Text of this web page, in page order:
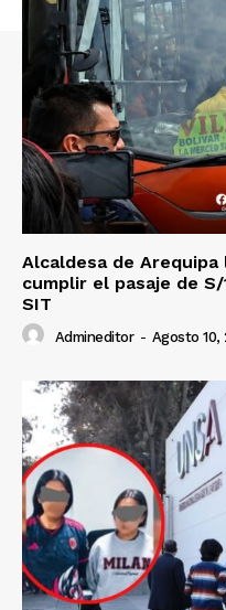
Alcaldesa de
cumplir el pasaje de
SIT
Admineditor - Agosto 10,